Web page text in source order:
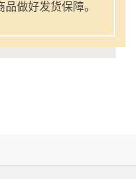
做好发货保障。